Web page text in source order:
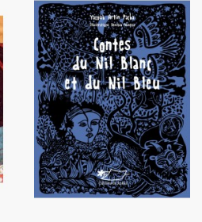
Contes du Nil Blanc et du Nil
Bleu
12,00 €